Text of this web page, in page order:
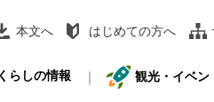
本文へ はじめての方へ
くらしの情報 観光・イベン